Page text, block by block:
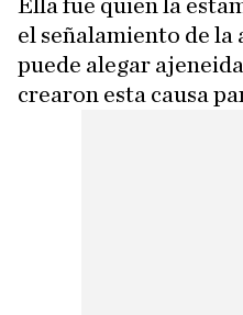
Ella fue quien la
el señalamiento de
puede alegar
crearon esta causa